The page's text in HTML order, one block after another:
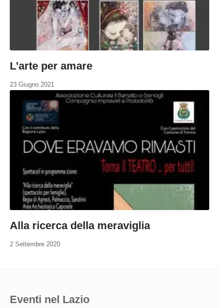
L’arte per amare
23 Giugno 2021
Alla ricerca della meraviglia
2 Settembre 2020
Eventi nel Lazio